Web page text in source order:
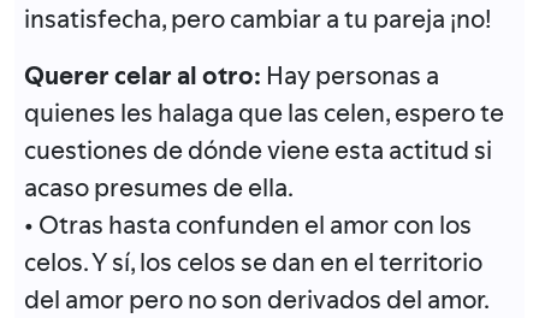
insatisfecha, pero cambiar a tu pareja ¡no!
Querer celar al otro: Hay personas a
quienes les halaga que las celen, espero te
cuestiones de dónde viene esta actitud si
acaso presumes de ella.
• Otras hasta confunden el amor con los
celos. Y sí, los celos se dan en el territorio
del amor pero no son derivados del amor.